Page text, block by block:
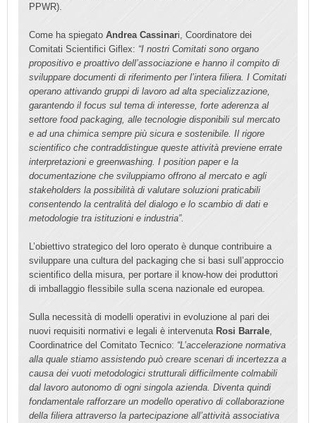
PPWR).
Come ha spiegato Andrea Cassinari, Coordinatore dei
Comitati Scientifici Giflex: “I nostri Comitati sono organo
propositivo e proattivo dell’associazione e hanno il compito di
sviluppare documenti di riferimento per l’intera filiera. I Comitati
operano attivando gruppi di lavoro ad alta specializzazione,
garantendo il focus sul tema di interesse, forte aderenza al
settore food packaging, alle tecnologie disponibili sul mercato
e ad una chimica sempre più sicura e sostenibile. Il rigore
scientifico che contraddistingue queste attività previene errate
interpretazioni e greenwashing. I position paper e la
documentazione che sviluppiamo offrono al mercato e agli
stakeholders la possibilità di valutare soluzioni praticabili
consentendo la centralità del dialogo e lo scambio di dati e
metodologie tra istituzioni e industria”.
L’obiettivo strategico del loro operato è dunque contribuire a
sviluppare una cultura del packaging che si basi sull’approccio
scientifico della misura, per portare il know-how dei produttori
di imballaggio flessibile sulla scena nazionale ed europea.
Sulla necessità di modelli operativi in evoluzione al pari dei
nuovi requisiti normativi e legali è intervenuta Rosi Barrale
Coordinatrice del Comitato Tecnico: “L’accelerazione normativa
alla quale stiamo assistendo può creare scenari di incertezza a
causa dei vuoti metodologici strutturali difficilmente colmabili
dal lavoro autonomo di ogni singola azienda. Diventa quindi
fondamentale rafforzare un modello operativo di collaborazione
della filiera attraverso la partecipazione all’attività associativa